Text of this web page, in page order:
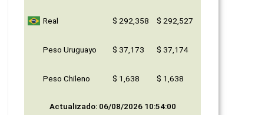
Real $ 292,358 $ 292,527
Peso Uruguayo $ 37,173 $ 37,174
Peso Chileno $ 1,638 $ 1,638
Actualizado: 06/08/2026 10:54:00